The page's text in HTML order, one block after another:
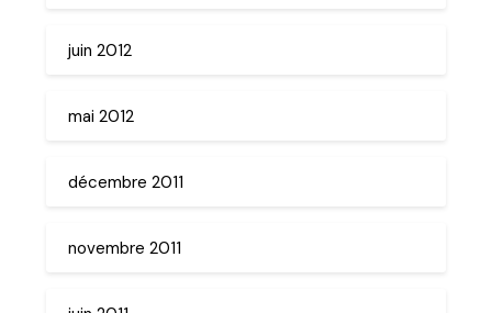
juin 2012
mai 2012
décembre 2011
novembre 2011